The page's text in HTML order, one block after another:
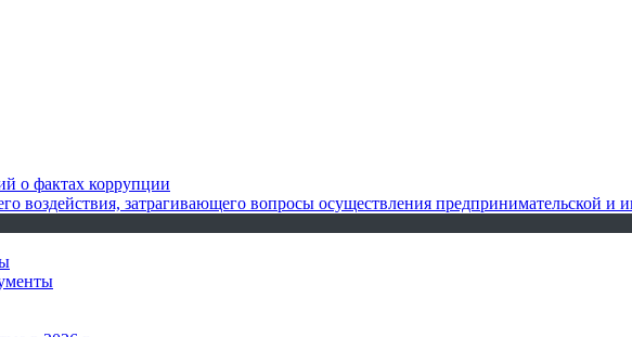
о фактах коррупции
воздействия, затрагивающего вопросы осуществления предпринимательской и